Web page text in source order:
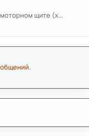
щите (х...